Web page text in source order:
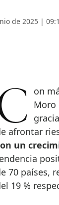
de 2025 |
la emblemática Bodegas Emilio
Moro
afrontar
un
70 países,
19 %